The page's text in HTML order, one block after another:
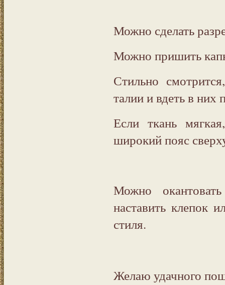
Можно сделать
Можно пришить
Стильно
талии и вдеть в них
Если ткань
широкий пояс
Можно
наставить клепок
стиля.
Желаю удачного